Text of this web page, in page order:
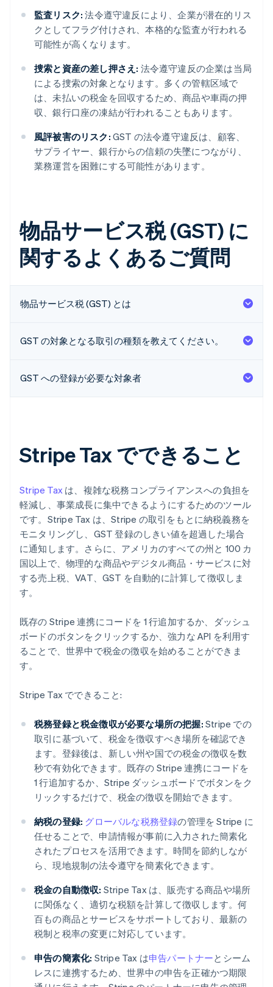
監査リスク: 法令遵守違反により、企業が潜在的リス
クとしてフラグ付けされ、本格的な監査が行われる
可能性が高くなります。
捜索と資産の差し押さえ: 法令遵守違反の企業は当局
による捜索の対象となります。多くの管轄区域で
は、未払いの税金を回収するため、商品や車両の押
収、銀行口座の凍結が行われることもあります。
風評被害のリスク: GST の法令遵守違反は、顧客、
サプライヤー、銀行からの信頼の失墜につながり、
業務運営を困難にする可能性があります。
物品サービス税 (GST) に
関するよくあるご質問
物品サービス税 (GST) とは
GST の対象となる取引の種類を教えてください。
GST への登録が必要な対象者
Stripe Tax でできること
Stripe Tax は、複雑な税務コンプライアンスへの負担を
軽減し、事業成長に集中できるようにするためのツール
です。Stripe Tax は、Stripe の取引をもとに納税義務を
モニタリングし、GST 登録のしきい値を超過した場合
に通知します。さらに、アメリカのすべての州と 100 カ
国以上で、物理的な商品やデジタル商品・サービスに対
する売上税、VAT、GST を自動的に計算して徴収しま
す。
既存の Stripe 連携にコードを 1 行追加するか、ダッシュ
ボードのボタンをクリックするか、強力な API を利用す
ることで、世界中で税金の徴収を始めることができま
す。
Stripe Tax でできること:
税務登録と税金徴収が必要な場所の把握: Stripe での
取引に基づいて、税金を徴収すべき場所を確認でき
ます。登録後は、新しい州や国での税金の徴収を数
秒で有効化できます。既存の Stripe 連携にコードを
1 行追加するか、Stripe ダッシュボードでボタンをク
リックするだけで、税金の徴収を開始できます。
納税の登録: グローバルな税務登録の管理を Stripe に
任せることで、申請情報が事前に入力された簡素化
されたプロセスを活用できます。時間を節約しなが
ら、現地規制の法令遵守を簡素化できます。
税金の自動徴収: Stripe Tax は、販売する商品や場所
に関係なく、適切な税額を計算して徴収します。何
百もの商品とサービスをサポートしており、最新の
税制と税率の変更に対応しています。
申告の簡素化: Stripe Tax は申告パートナーとシーム
レスに連携するため、世界中の申告を正確かつ期限